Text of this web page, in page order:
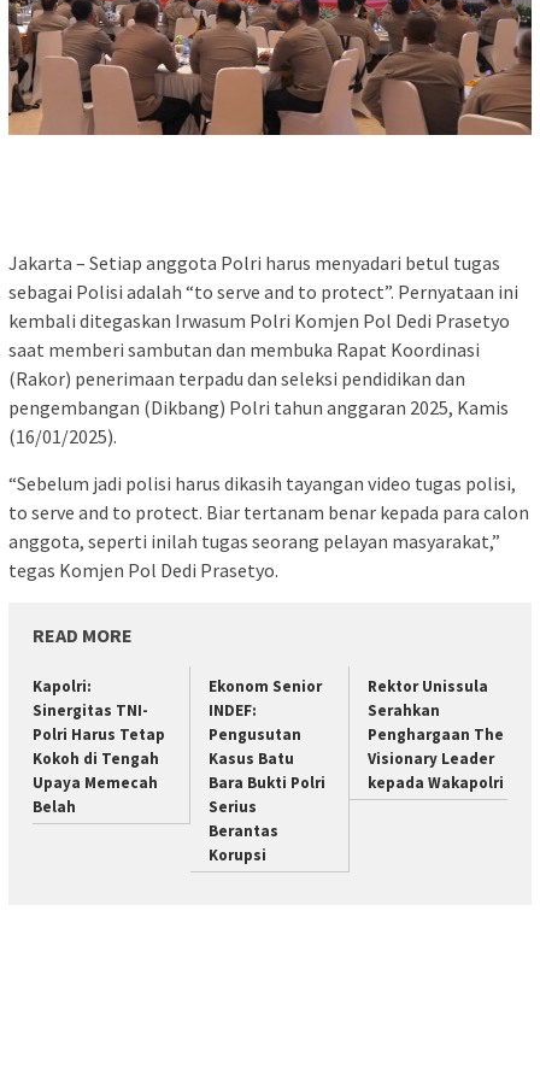
Jakarta – Setiap anggota Polri harus menyadari betul tugas
sebagai Polisi adalah “to serve and to protect”. Pernyataan ini
kembali ditegaskan Irwasum Polri Komjen Pol Dedi Prasetyo
saat memberi sambutan dan membuka Rapat Koordinasi
(Rakor) penerimaan terpadu dan seleksi pendidikan dan
pengembangan (Dikbang) Polri tahun anggaran 2025, Kamis
(16/01/2025).
“Sebelum jadi polisi harus dikasih tayangan video tugas polisi,
to serve and to protect. Biar tertanam benar kepada para calon
anggota, seperti inilah tugas seorang pelayan masyarakat,”
tegas Komjen Pol Dedi Prasetyo.
READ MORE
Kapolri:
Sinergitas TNI-
Polri Harus Tetap
Kokoh di Tengah
Upaya Memecah
Belah
Ekonom Senior
INDEF:
Pengusutan
Kasus Batu
Bara Bukti Polri
Serius
Berantas
Korupsi
Rektor Unissula
Serahkan
Penghargaan The
Visionary Leader
kepada Wakapolri